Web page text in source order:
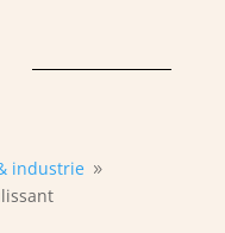
industrie 9